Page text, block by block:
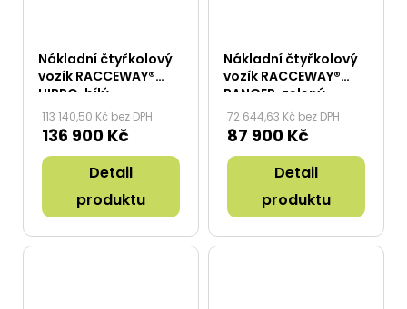
Nákladní čtyřkolový
vozík RACCEWAY®
HIPPO, bílý
113 140,50 Kč bez DPH
136 900 Kč
Detail
produktu
Nákladní čtyřkolový
vozík RACCEWAY®
RANGER, zelený
72 644,63 Kč bez DPH
87 900 Kč
Detail
produktu